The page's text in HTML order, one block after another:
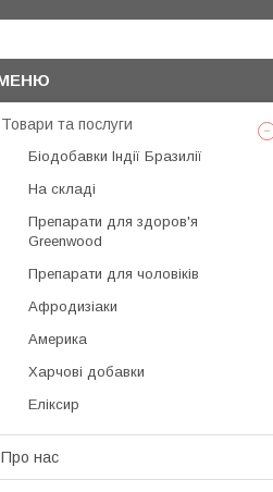
Товари та послуги
Біодобавки Індії Бразилії
На складі
Препарати для здоров'я
Greenwood
Препарати для чоловіків
Афродизіаки
Америка
Харчові добавки
Еліксир
Про нас